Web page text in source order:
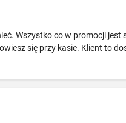
Wszystko co w promocji
się przy kasie. Klient to